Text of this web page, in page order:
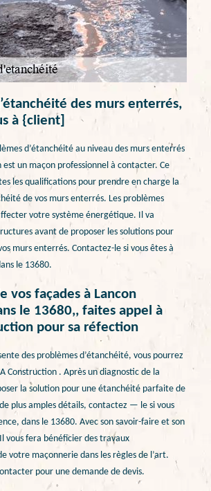
des murs enterrés,
à {client]
d’étanchéité au niveau des murs enterrés
est un maçon professionnel à contacter. Ce
les qualifications pour prendre en charge la
de vos murs enterrés. Les problèmes
votre système énergétique. Il va
avant de proposer les solutions pour
murs enterrés. Contactez-le si vous êtes à
le 13680.
vos façades à Lancon
le 13680,, faites appel à
pour sa réfection
des problèmes d’étanchéité, vous pourrez
Construction . Après un diagnostic de la
la solution pour une étanchéité parfaite de
plus amples détails, contactez — le si vous
dans le 13680. Avec son savoir-faire et son
vous fera bénéficier des travaux
votre maçonnerie dans les règles de l’art.
pour une demande de devis.